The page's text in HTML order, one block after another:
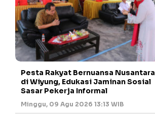
Pesta Rakyat Bernuansa Nusantara
di Wiyung, Edukasi Jaminan Sosial
Sasar Pekerja Informal
Minggu, 09 Agu 2026 13:13 WIB